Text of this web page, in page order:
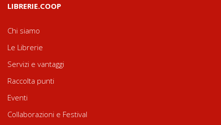
LIBRERIE.COOP
Chi siamo
Le Librerie
Servizi e vantaggi
Raccolta punti
Eventi
Collaborazioni e Festival